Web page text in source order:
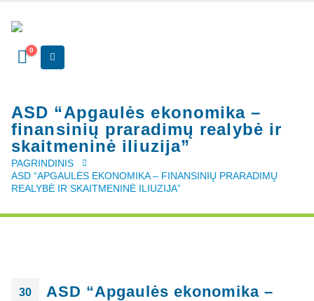
0
ASD “Apgaulės ekonomika –
finansinių praradimų realybė ir
skaitmeninė iliuzija”
PAGRINDINIS
ASD “APGAULĖS EKONOMIKA – FINANSINIŲ PRARADIMŲ
REALYBĖ IR SKAITMENINĖ ILIUZIJA”
30
ASD “Apgaulės ekonomika –